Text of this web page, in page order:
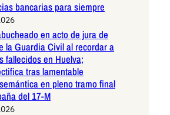
bancarias para siempre
en acto de jura de
la Guardia Civil al recordar a
fallecidos en Huelva;
tras lamentable
en pleno tramo final
del 17-M